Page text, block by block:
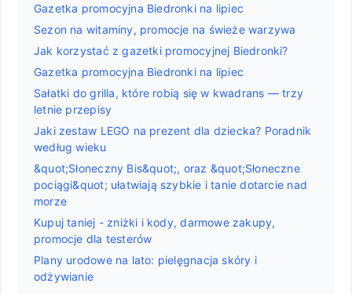
Gazetka promocyjna Biedronki na lipiec
Sezon na witaminy, promocje na świeże warzywa
Jak korzystać z gazetki promocyjnej Biedronki?
Gazetka promocyjna Biedronki na lipiec
Sałatki do grilla, które robią się w kwadrans — trzy
letnie przepisy
Jaki zestaw LEGO na prezent dla dziecka? Poradnik
według wieku
&quot;Słoneczny Bis&quot;, oraz &quot;Słoneczne
pociągi&quot; ułatwiają szybkie i tanie dotarcie nad
morze
Kupuj taniej - zniżki i kody, darmowe zakupy,
promocje dla testerów
Plany urodowe na lato: pielęgnacja skóry i
odżywianie